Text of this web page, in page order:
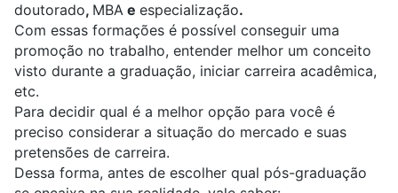
doutorado, MBA e especialização.
Com essas formações é possível conseguir uma
promoção no trabalho, entender melhor um conceito
visto durante a graduação, iniciar carreira acadêmica,
etc.
Para decidir qual é a melhor opção para você é
preciso considerar a situação do mercado e suas
pretensões de carreira.
Dessa forma, antes de escolher qual pós-graduação